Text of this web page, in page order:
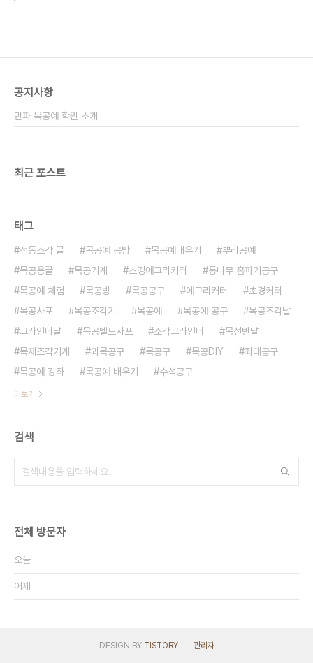
공지사항
만파 목공예 학원 소개
최근 포스트
태그
전동조각 끌 목공예 공방 목공예배우기
뿌리공예
목공용끌
목공기계 초경에그리커터
통나무 홈파기공구
목공예 체험
목공방 목공공구 에그리커터
초경커터
목공사포
목공조각기 목공예 목공예 공구
목공조각날
그라인더날
목공벨트사포 조각그라인더
목선반날
목재조각기계
괴목공구 목공구 목공DIY
좌대공구
목공예 강좌
목공예 배우기 수석공구
더보기
검색
전체 방문자
오늘
어제
DESIGN BY TISTORY 관리자